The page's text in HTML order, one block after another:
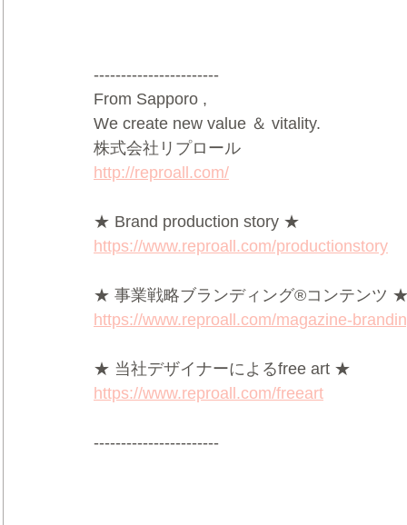
-----------------------
From Sapporo ,
We create new value ＆ vitality.
株式会社リプロール
http://reproall.com/
★ Brand production story ★
https://www.reproall.com/productionstory
★ 事業戦略ブランディング®コンテンツ
https://www.reproall.com/magazine-
★ 当社デザイナーによるfree art ★
https://www.reproall.com/freeart
-----------------------